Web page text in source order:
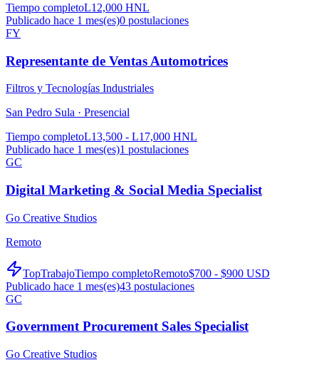
Tiempo completoL12,000 HNL
Publicado hace 1 mes(es)0 postulaciones
FY
Representante de Ventas Automotrices
Filtros y Tecnologías Industriales
San Pedro Sula · Presencial
Tiempo completoL13,500 - L17,000 HNL
Publicado hace 1 mes(es)1 postulaciones
GC
Digital Marketing & Social Media Specialist
Go Creative Studios
Remoto
TopTrabajoTiempo completoRemoto$700 - $900 USD
Publicado hace 1 mes(es)43 postulaciones
GC
Government Procurement Sales Specialist
Go Creative Studios